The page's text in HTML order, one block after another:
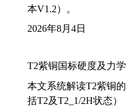
本V1.2）。
2026年8月4日
T2紫铜国标硬度及力
本文系统解读T2紫铜
括T2及T2_1/2H状态）